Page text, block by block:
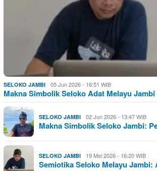
SELOKO JAMBI 05 Jun 2026 - 16:51 WIB
Makna Simbolik Seloko Adat Melayu
SELOKO JAMBI 02 Jun 2026 - 13:47 WIB
Makna Simbolik Seloko Jambi:
SELOKO JAMBI 19 Mei 2026 - 16:20 WIB
Semiotika Seloko Melayu